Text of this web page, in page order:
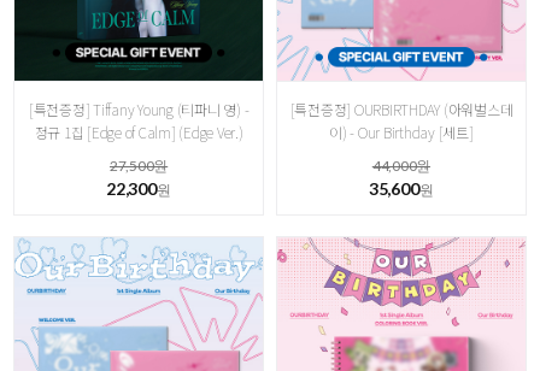
[특전증정] Tiffany Young (티파니 영) -
정규 1집 [ Edge of Calm] (Edge Ver.)
27,500원
22,300원
[특전증정] OURBIRTHDAY (아워벌스데
이) - Our Birthday [세트]
44,000원
35,600원